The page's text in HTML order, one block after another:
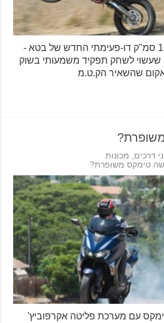
ה-125RR - האנדורו 125 סמ"ק דו-פעימתי החדש של בטא -
שעשוי לשחק תפקיד משמעותי בשוק
שהשאיר הק.ט.מ
דרכים
מכונות
טימקס משופרת?
עם מערכת פליטה אקרפוביץ'